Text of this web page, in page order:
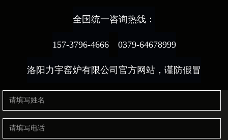
全国统一咨询热线：
157-3796-4666 0379-64678999
洛阳力宇窑炉有限公司官方网站，谨防假冒